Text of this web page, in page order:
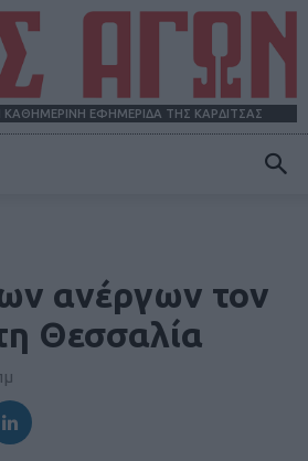
ΚΑΘΗΜΕΡΙΝΗ ΕΦΗΜΕΡΙΔΑ ΤΗΣ ΚΑΡΔΙΤΣΑΣ
ανέργων τον
Θεσσαλία